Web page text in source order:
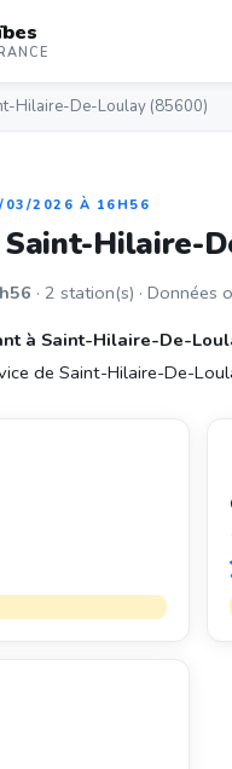
Hilaire-De-Loulay (85600)
03/2026 À 16H56
Hilaire-
· 2 station(s) · Données
à Saint-Hilaire-De-
de Saint-Hilaire-De-